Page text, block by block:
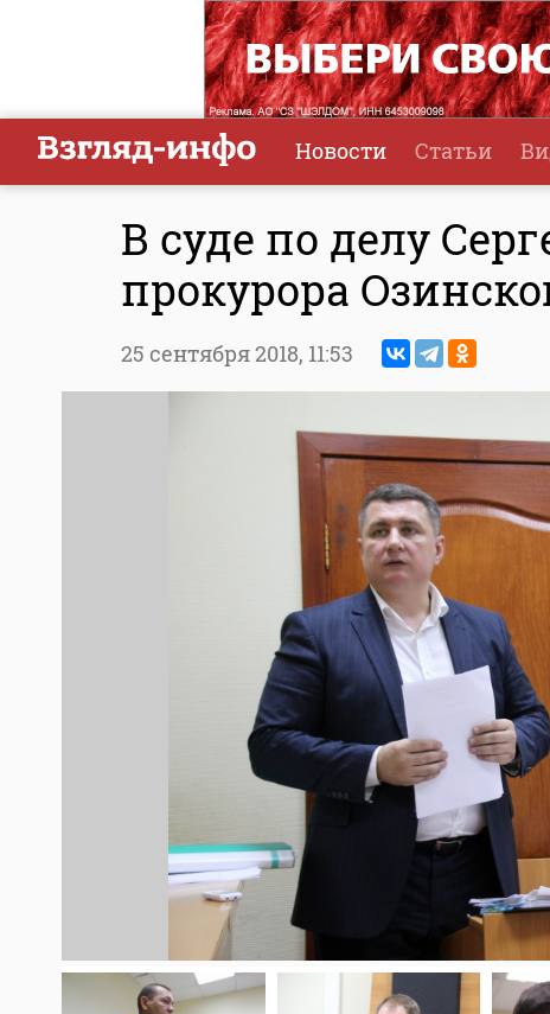
Новости Статьи
В суде по делу
прокурора
25 сентября 2018, 11:53